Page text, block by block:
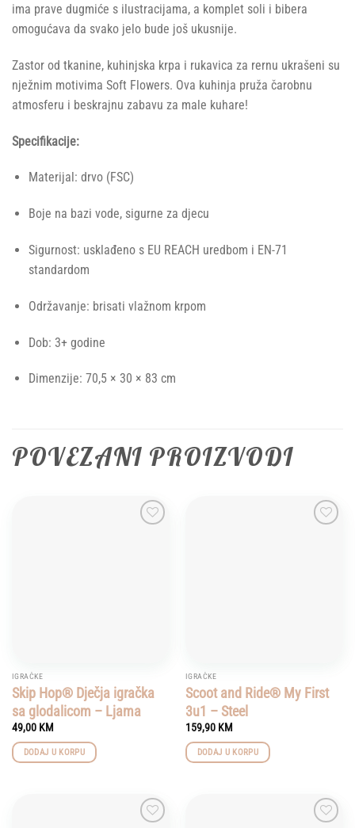
ima prave dugmiće s ilustracijama, a komplet soli i bibera
omogućava da svako jelo bude još ukusnije.
Zastor od tkanine, kuhinjska krpa i rukavica za rernu ukrašeni su
nježnim motivima Soft Flowers. Ova kuhinja pruža čarobnu
atmosferu i beskrajnu zabavu za male kuhare!
Specifikacije:
Materijal: drvo (FSC)
Boje na bazi vode, sigurne za djecu
Sigurnost: usklađeno s EU REACH uredbom i EN-71
standardom
Održavanje: brisati vlažnom krpom
Dob: 3+ godine
Dimenzije: 70,5 × 30 × 83 cm
POVEZANI PROIZVODI
IGRAČKE
Skip Hop® Dječja igračka
sa glodalicom – Ljama
49,00 KM
DODAJ U KORPU
IGRAČKE
Scoot and Ride® My First
3u1 – Steel
159,90 KM
DODAJ U KORPU